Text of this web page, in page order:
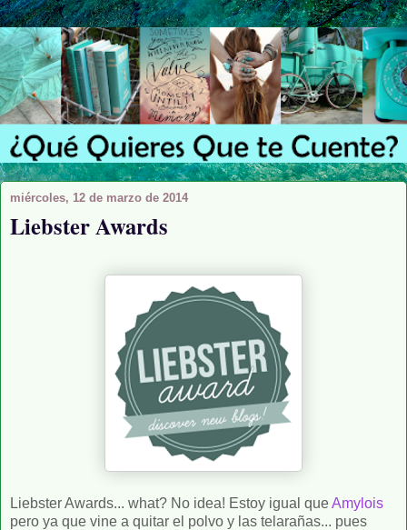
miércoles, 12 de marzo de 2014
Liebster Awards
Liebster Awards... what? No idea! Estoy igual queAmylois
pero ya que vine a quitar el polvo y las telarañas... pues